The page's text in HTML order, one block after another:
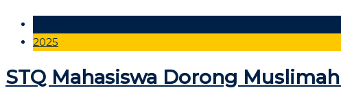
2025
STQ Mahasiswa Dorong